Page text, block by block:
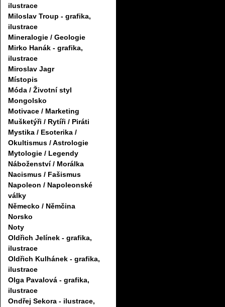
ilustrace
Miloslav Troup - grafika,
ilustrace
Mineralogie / Geologie
Mirko Hanák - grafika,
ilustrace
Miroslav Jagr
Místopis
Móda / Životní styl
Mongolsko
Motivace / Marketing
Mušketýři / Rytíři / Piráti
Mystika / Esoterika /
Okultismus / Astrologie
Mytologie / Legendy
Náboženství / Morálka
Nacismus / Fašismus
Napoleon / Napoleonské
války
Německo / Němčina
Norsko
Noty
Oldřich Jelínek - grafika,
ilustrace
Oldřich Kulhánek - grafika,
ilustrace
Olga Pavalová - grafika,
ilustrace
Ondřej Sekora - ilustrace,